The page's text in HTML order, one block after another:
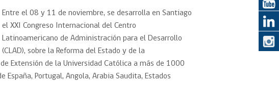
para obtener el
Empresa Mujer
Entre el 08 y 11 de noviembre, se desarrolla en Santiago
el XXI Congreso Internacional del Centro
Latinoamericano de Administración para el Desarrollo
(CLAD), sobre la Reforma del Estado y de la
Extensión de la Universidad Católica a más de 1000
Portugal, Angola, Arabia Saudita, Estados